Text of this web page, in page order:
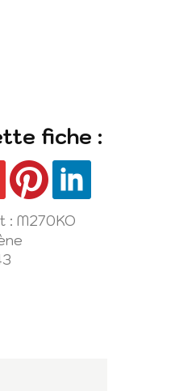
fiche :
: M270KO